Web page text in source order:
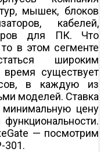
мышек, блоков
кабелей,
для ПК. Что
в этом сегменте
широким
существует
в каждую из
моделей. Ставка
цену
— посмотрим
301.